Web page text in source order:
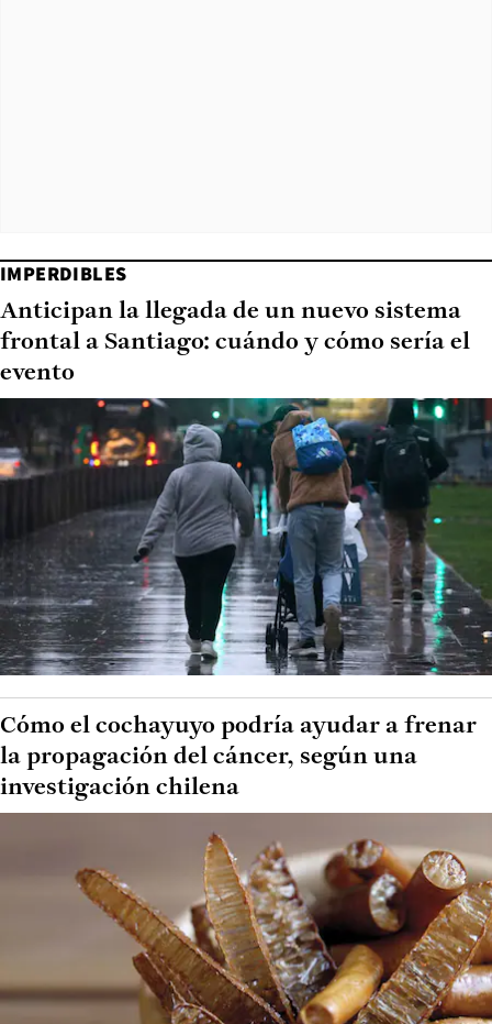
IMPERDIBLES
Anticipan la llegada de un nuevo sistema
frontal a Santiago: cuándo y cómo sería el
evento
Cómo el cochayuyo podría ayudar a frenar
la propagación del cáncer, según una
investigación chilena